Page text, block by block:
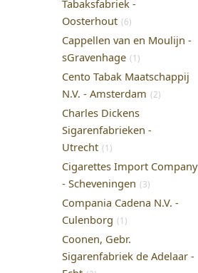
Tabaksfabriek -
Oosterhout (6)
Cappellen van en Moulijn -
sGravenhage (1)
Cento Tabak Maatschappij
N.V. - Amsterdam (2)
Charles Dickens
Sigarenfabrieken -
Utrecht (1)
Cigarettes Import Company
- Scheveningen (3)
Compania Cadena N.V. -
Culenborg (1)
Coonen, Gebr.
Sigarenfabriek de Adelaar -